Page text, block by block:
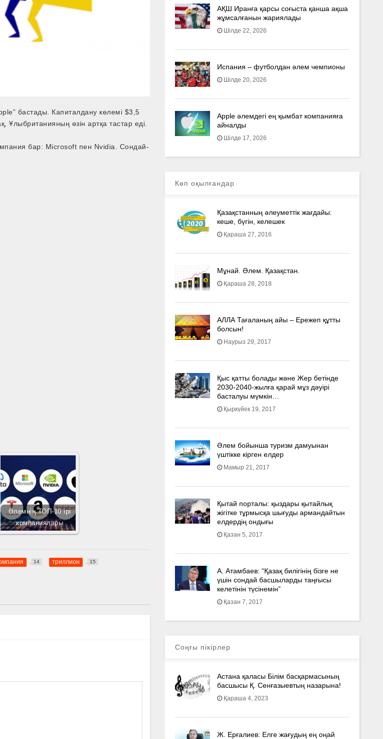
бастады. Капиталдану көлемі $3,5
Ұлыбританияның өзін артқа тастар еді.
бар: Microsoft пен Nvidia. Сондай-
Әлемнің ТОП-10 ірі
компаниялары
14 триллион 15
АҚШ Иранға қарсы соғыста қанша ақша
жұмсалғанын жариялады
Шілде 22, 2026
Испания – футболдан әлем чемпионы
Шілде 20, 2026
Apple әлемдегі ең қымбат компанияға
айналды
Шілде 17, 2026
Көп оқылғандар
Қазақстанның әлеуметтік жағдайы:
кеше, бүгін, келешек
Қараша 27, 2016
Мұнай. Әлем. Қазақстан.
Қараша 28, 2018
АЛЛА Тағаланың айы – Ережеп құтты
болсын!
Наурыз 29, 2017
Қыс қатты болады және Жер бетінде
2030-2040­-жылға қарай мұз дәуірі
басталуы мүмкін…
Қыркүйек 19, 2017
Әлем бойынша туризм дамуынан
үштікке кірген елдер
Мамыр 21, 2017
Қытай порталы: қыздары қытайлық
жігітке тұрмысқа шығуды армандайтын
елдердің ондығы
Қазан 5, 2017
А. Атамбаев: “Қазақ билігінің бізге не
үшін сондай басшыларды таңғысы
келетінін түсінемін”
Қазан 7, 2017
Соңғы пікірлер
Астана қаласы Білім басқармасының
басшысы Қ. Сенғазыевтың назарына!
Қараша 4, 2023
Ж. Ерғалиев: Елге жағудың ең оңай